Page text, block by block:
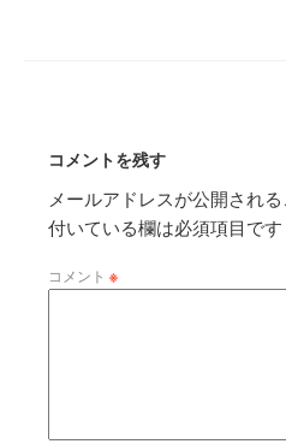
コメントを残す
メールアドレスが公開される
付いている欄は必須項目です
コメント ※